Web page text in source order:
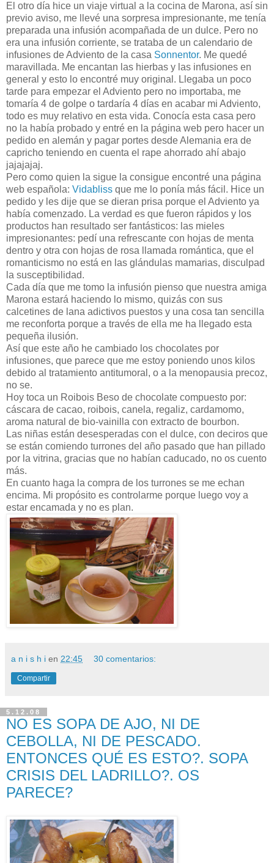
El otro día hice un viaje virtual a la cocina de Marona, así sin
previo aviso, me llevé una sorpresa impresionante, me tenía
preparada una infusión acompañada de un dulce. Pero no
era una infusión corriente, se trataba de un calendario de
infusiones de Adviento de la casa Sonnentor. Me quedé
maravillada. Me encantan las hierbas y las infusiones en
general y esto lo encontré muy original. Llegaba un poco
tarde para empezar el Adviento pero no importaba, me
tomaría 4 de golpe o tardaría 4 días en acabar mi Adviento,
todo es muy relativo en esta vida. Conocía esta casa pero
no la había probado y entré en la página web pero hacer un
pedido en alemán y pagar portes desde Alemania era de
capricho teniendo en cuenta el rape ahorrado ahí abajo
jajajajaj.
Pero como quien la sigue la consigue encontré una página
web española: Vidabliss que me lo ponía más fácil. Hice un
pedido y les dije que se dieran prisa porque el Adviento ya
había comenzado. La verdad es que fueron rápidos y los
productos han resultado ser fantásticos: las mieles
impresionantes: pedí una refrescante con hojas de menta
dentro y otra con hojas de rosa llamada romántica, que el
romanticismo no está en las glándulas mamarias, disculpad
la susceptibilidad.
Cada día que me tomo la infusión pienso que nuestra amiga
Marona estará haciendo lo mismo, quizás con sus
calcetines de lana adictivos puestos y una cosa tan sencilla
me reconforta porque a través de ella me ha llegado esta
pequeña ilusión.
Así que este año he cambiado los chocolates por
infusiones, que parece que me estoy poniendo unos kilos
debido al tratamiento antitumoral, o a la menopausia precoz,
no se.
Hoy toca un Roibois Beso de chocolate compuesto por:
cáscara de cacao, roibois, canela, regaliz, cardamomo,
aroma natural de bio-vainilla con extracto de bourbon.
Las niñas están desesperadas con el dulce, con deciros que
se están comiendo turrones del año pasado que han pillado
por la vitrina, gracias que no habían caducado, no os cuento
más.
En cuanto haga la compra de los turrones se me echan
encima. Mi propósito es controlarme porque luego voy a
estar encamada y no es plan.
a n i s h i en 22:45 30 comentarios:
Compartir
5.12.08
NO ES SOPA DE AJO, NI DE
CEBOLLA, NI DE PESCADO.
ENTONCES QUÉ ES ESTO?. SOPA
CRISIS DEL LADRILLO?. OS
PARECE?